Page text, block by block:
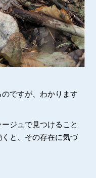
のですが、わかります
ジュで見つけること
と、その存在に気づ